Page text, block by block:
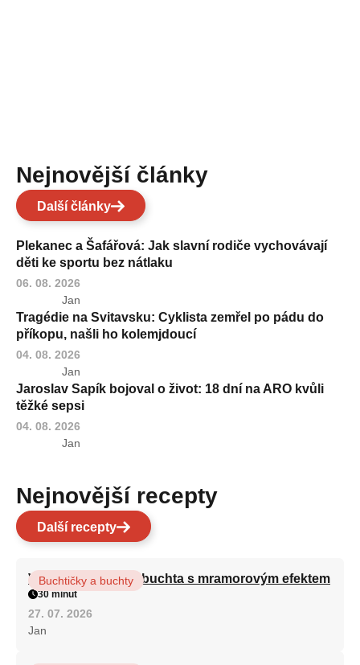
Nejnovější články
Další články
Plekanec a Šafářová: Jak slavní rodiče vychovávají
děti ke sportu bez nátlaku
06. 08. 2026
Jan
Tragédie na Svitavsku: Cyklista zemřel po pádu do
příkopu, našli ho kolemjdoucí
04. 08. 2026
Jan
Jaroslav Sapík bojoval o život: 18 dní na ARO kvůli
těžké sepsi
04. 08. 2026
Jan
Nejnovější recepty
Další recepty
Vláčná olejová litá buchta s mramorovým efektem
Buchtičky a buchty
30 minut
27. 07. 2026
Jan